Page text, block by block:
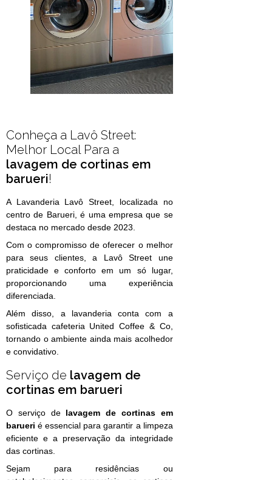
Conheça a Lavô Street:
Melhor Local Para a
lavagem de cortinas em
barueri!
A Lavanderia Lavô Street, localizada no
centro de Barueri, é uma empresa que se
destaca no mercado desde 2023.
Com o compromisso de oferecer o melhor
para seus clientes, a Lavô Street une
praticidade e conforto em um só lugar,
proporcionando uma experiência
diferenciada.
Além disso, a lavanderia conta com a
sofisticada cafeteria United Coffee & Co,
tornando o ambiente ainda mais acolhedor
e convidativo.
Serviço de lavagem de
cortinas em barueri
O serviço de lavagem de cortinas em
barueri é essencial para garantir a limpeza
eficiente e a preservação da integridade
das cortinas.
Sejam para residências ou